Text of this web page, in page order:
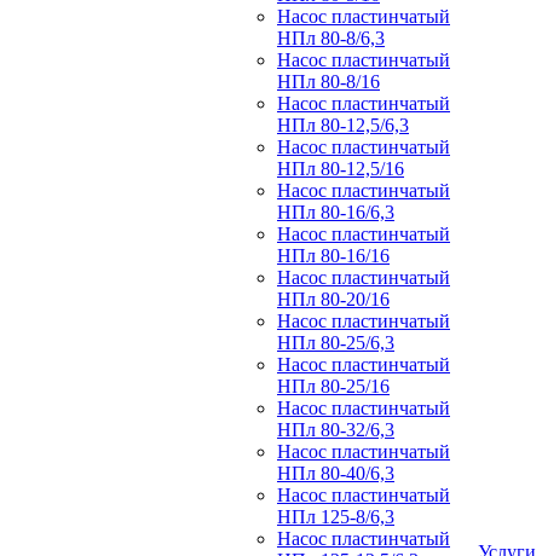
Насос пластинчатый
НПл 80-8/6,3
Насос пластинчатый
НПл 80-8/16
Насос пластинчатый
НПл 80-12,5/6,3
Насос пластинчатый
НПл 80-12,5/16
Насос пластинчатый
НПл 80-16/6,3
Насос пластинчатый
НПл 80-16/16
Насос пластинчатый
НПл 80-20/16
Насос пластинчатый
НПл 80-25/6,3
Насос пластинчатый
НПл 80-25/16
Насос пластинчатый
НПл 80-32/6,3
Насос пластинчатый
НПл 80-40/6,3
Насос пластинчатый
НПл 125-8/6,3
Насос пластинчатый